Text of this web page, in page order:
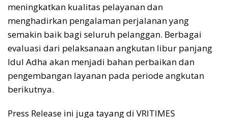
meningkatkan kualitas pelayanan dan
menghadirkan pengalaman perjalanan yang
semakin baik bagi seluruh pelanggan. Berbagai
evaluasi dari pelaksanaan angkutan libur panjang
Idul Adha akan menjadi bahan perbaikan dan
pengembangan layanan pada periode angkutan
berikutnya.
Press Release ini juga tayang di VRITIMES